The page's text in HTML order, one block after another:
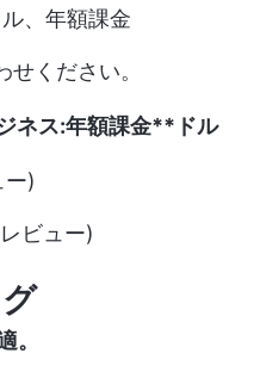
、年額課金
ください。
ネス:年額課金**ドル
)
ビュー)
。